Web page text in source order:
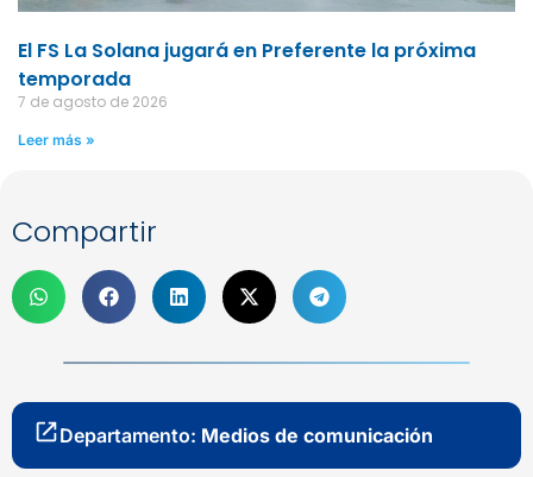
El FS La Solana jugará en Preferente la próxima
temporada
7 de agosto de 2026
Leer más »
Compartir
Departamento: Medios de comunicación